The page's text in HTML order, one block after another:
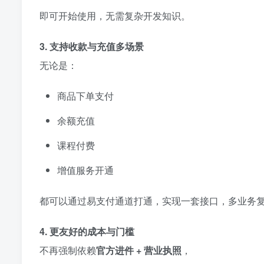
即可开始使用，无需复杂开发知识。
3. 支持收款与充值多场景
无论是：
商品下单支付
余额充值
课程付费
增值服务开通
都可以通过易支付通道打通，实现一套接口，多业务
4. 更友好的成本与门槛
不再强制依赖官方进件 + 营业执照 ，